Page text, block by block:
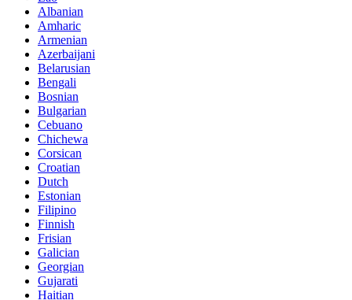
Albanian
Amharic
Armenian
Azerbaijani
Belarusian
Bengali
Bosnian
Bulgarian
Cebuano
Chichewa
Corsican
Croatian
Dutch
Estonian
Filipino
Finnish
Frisian
Galician
Georgian
Gujarati
Haitian